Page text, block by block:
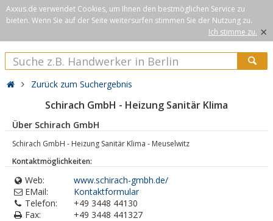
Axxus.de verwendet Cookies, um Ihnen den bestmöglichen Service zu
bieten. Wenn Sie auf der Seite weitersurfen stimmen Sie der Nutzung zu.
Ich stimme zu. ×
Zurück zum Suchergebnis
Schirach GmbH - Heizung Sanitär Klima
Über Schirach GmbH
Schirach GmbH - Heizung Sanitär Klima - Meuselwitz
Kontaktmöglichkeiten:
Web:
www.schirach-gmbh.de/
EMail:
Kontaktformular
Telefon:
+49 3448 44130
Fax:
+49 3448 441327